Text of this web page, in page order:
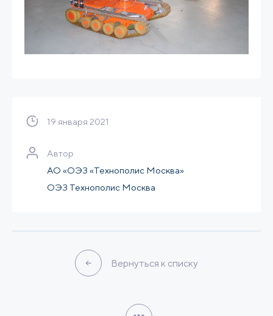
19 января 2021
Автор
АО «ОЭЗ «Технополис Москва»
ОЭЗ Технополис Москва
Вернуться к списку